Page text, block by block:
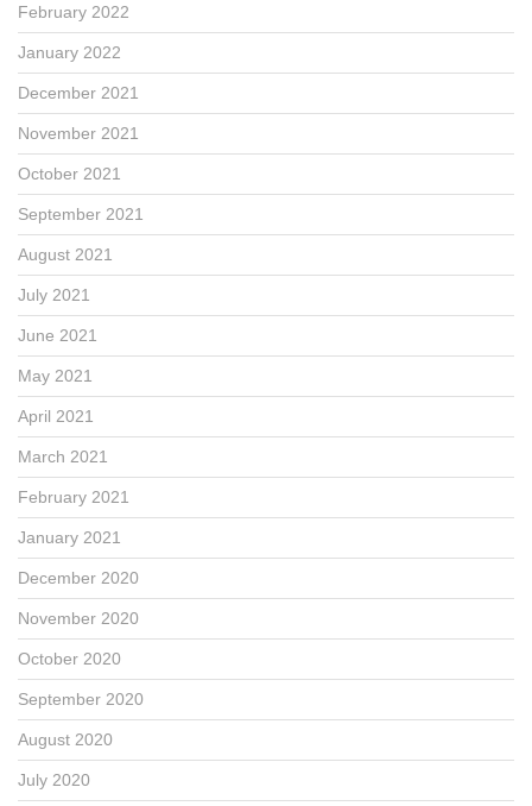
February 2022
January 2022
December 2021
November 2021
October 2021
September 2021
August 2021
July 2021
June 2021
May 2021
April 2021
March 2021
February 2021
January 2021
December 2020
November 2020
October 2020
September 2020
August 2020
July 2020